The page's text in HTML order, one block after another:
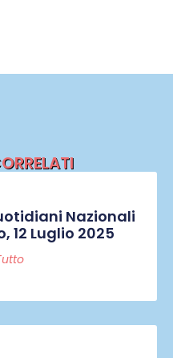
Nazionali
12 Luglio 2025